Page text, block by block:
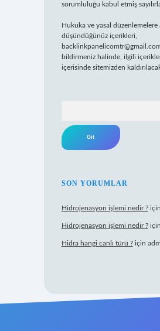
sorumluluğu kabul etmiş
Hukuka ve yasal düzenlemelere
düşündüğünüz içerikleri,
bildirmeniz halinde, ilgili
içerisinde sitemizden
SON YORUMLAR
Hidrojenasyon işlemi nedir ?için
Hidrojenasyon işlemi nedir ?için
Hidra hangi canlı türü ?için